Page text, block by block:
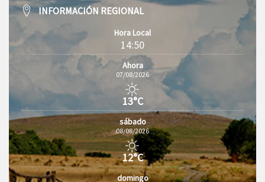
INFORMACIÓN REGIONAL
Hora Local
14:50
Ahora
07/08/2026
13°C
sábado
08/08/2026
12°C
domingo